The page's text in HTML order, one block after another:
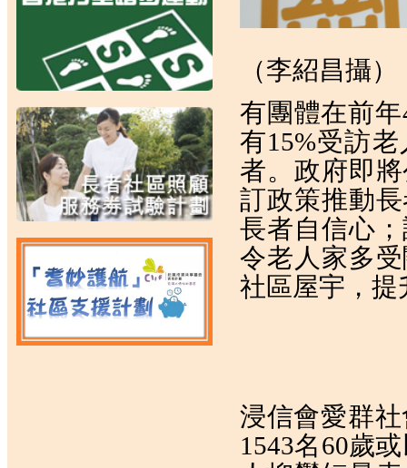
（李紹昌攝）
有團體在前
有15%受訪
者。政府即
訂政策推動
長者自信心
令老人家多
社區屋宇，提
浸信會愛群
1543名60歲